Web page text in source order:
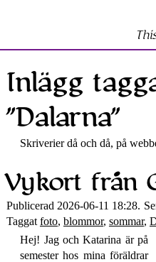
Inlägg
”Dalarna”
Skriverier då och då, på
Vykort från
Publicerad 2026-06-11 18:28.
Taggat foto, blommor, sommar,
Hej! Jag och Katarina är på
semester hos mina föräldrar